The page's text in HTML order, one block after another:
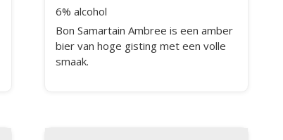
6% alcohol
Bon Samartain Ambree is een amber
bier van hoge gisting met een volle
smaak.